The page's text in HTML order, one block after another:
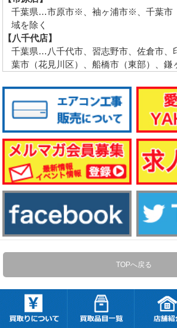
千葉県…市原市※、袖ヶ浦市※、千葉
域を除く
【八千代店】
千葉県…八千代市、習志野市、佐倉市、
葉市（花見川区）、船橋市（東部）、鎌
TOPへ戻る